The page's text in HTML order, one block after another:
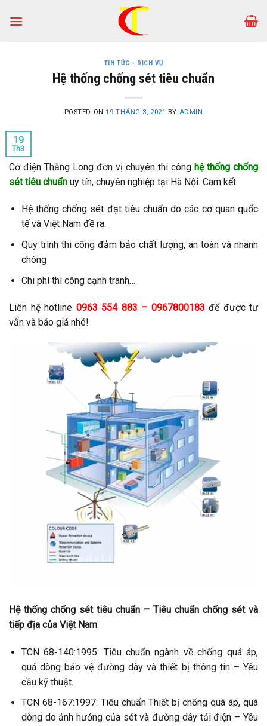
TIN TỨC - DỊCH VỤ
Hệ thống chống sét tiêu chuẩn
POSTED ON19 THÁNG 3, 2021 BY ADMIN
19
Th3
Cơ điện Thăng Long đơn vị chuyên thi công hệ thống chống
sét tiêu chuẩn uy tín, chuyên nghiệp tại Hà Nội. Cam kết:
Hệ thống chống sét đạt tiêu chuẩn do các cơ quan quốc
tế và Việt Nam đề ra.
Quy trình thi công đảm bảo chất lượng, an toàn và nhanh
chóng
Chi phí thi công cạnh tranh…
Liên hệ hotline 0963 554 883 – 0967800183 để được tư
vấn và báo giá nhé!
Hệ thống chống sét tiêu chuẩn – Tiêu chuẩn chống sét và
tiếp địa của Việt Nam
TCN 68-140:1995: Tiêu chuẩn ngành về chống quá áp,
quá dòng bảo vệ đường dây và thiết bị thông tin – Yêu
cầu kỹ thuật.
TCN 68-167:1997: Tiêu chuẩn Thiết bị chống quá áp, quá
dòng do ảnh hưởng của sét và đường dây tải điện – Yêu